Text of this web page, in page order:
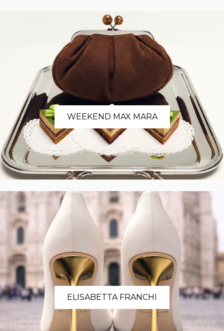
WEEKEND MAX MARA
ELISABETTA FRANCHI